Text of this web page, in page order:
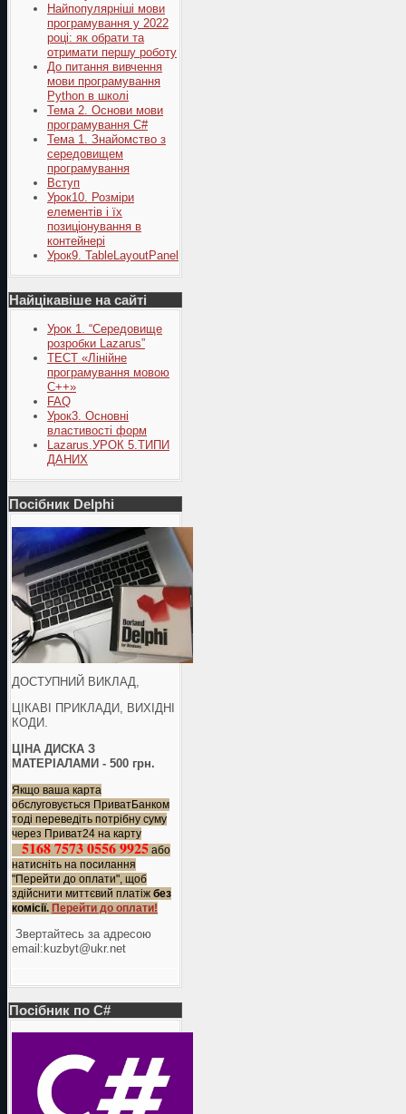
Найпопулярніші мови
програмування у 2022
році: як обрати та
отримати першу роботу
До питання вивчення
мови програмування
Python в школі
Тема 2. Основи мови
програмування C#
Тема 1. Знайомство з
середовищем
програмування
Вступ
Урок10. Розміри
елементів і їх
позиціонування в
контейнері
Урок9. TableLayoutPanel
Найцікавіше на сайті
Урок 1. “Середовище
розробки Lazarus”
ТЕСТ «Лінійне
програмування мовою
С++»
FAQ
Урок3. Основні
властивості форм
Lazarus.УРОК 5.ТИПИ
ДАНИХ
Посібник Delphi
ДОСТУПНИЙ ВИКЛАД,
ЦІКАВІ ПРИКЛАДИ, ВИХІДНІ
КОДИ.
ЦІНА ДИСКА З
МАТЕРІАЛАМИ - 500 грн.
Якщо ваша карта
обслуговується ПриватБанком
тоді переведіть потрібну суму
через Приват24 на карту
5168 7573 0556 9925 або
натисніть на посилання
"Перейти до оплати", щоб
здійснити миттєвий платіж без
комісії. Перейти до оплати!
Звертайтесь за адресою
еmail:kuzbyt@ukr.net
Посібник по C#